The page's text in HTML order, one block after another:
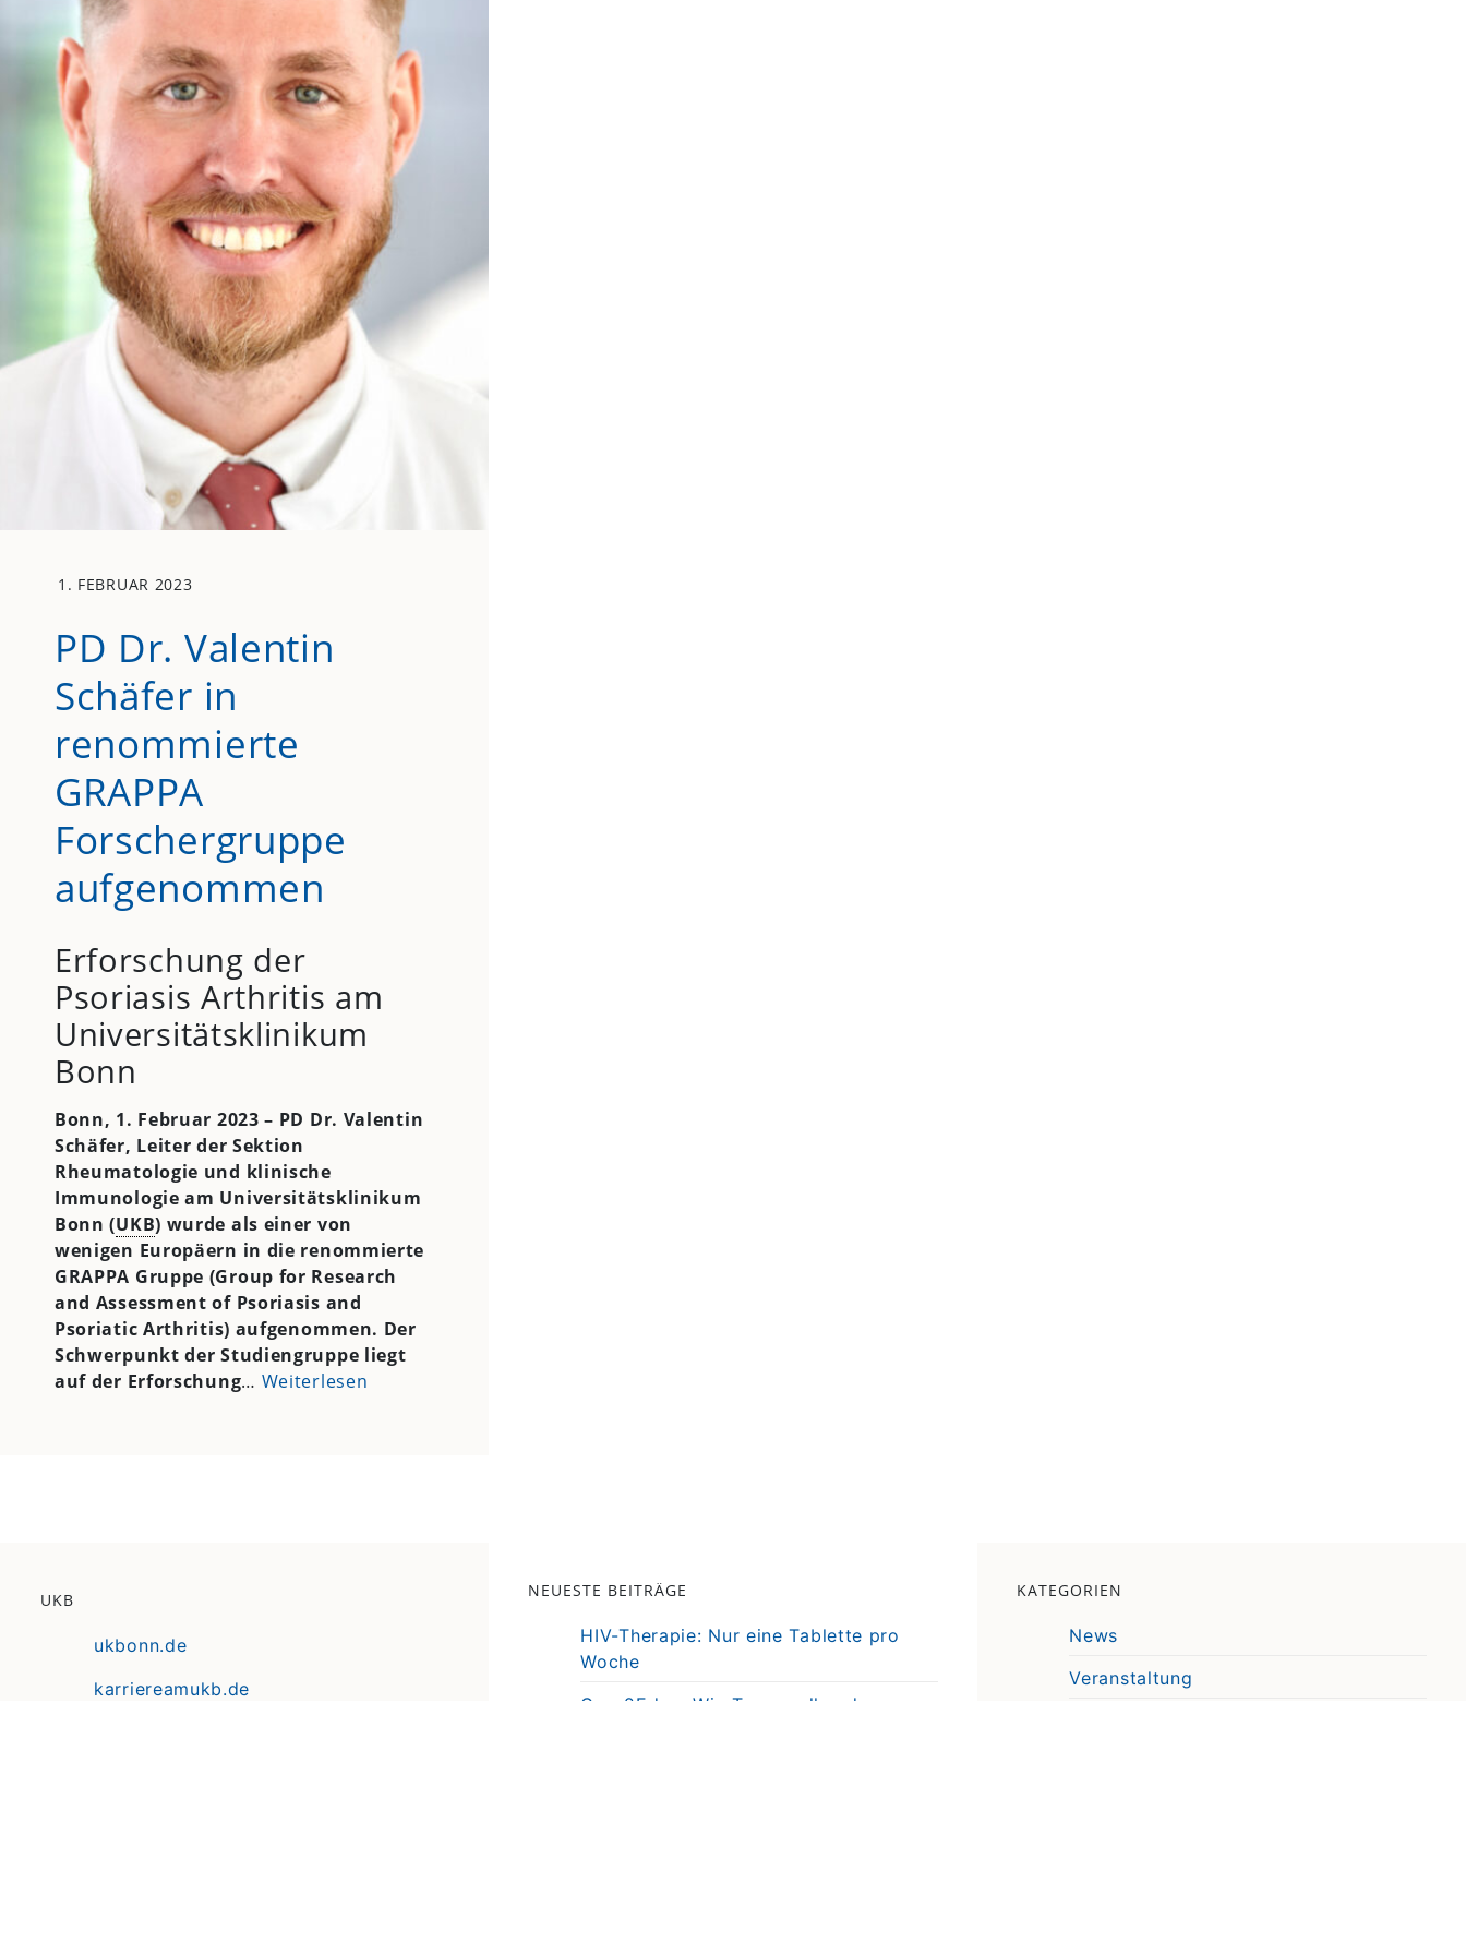
1. FEBRUAR 2023
PD Dr. Valentin
Schäfer in
renommierte
GRAPPA
Forschergruppe
aufgenommen
Erforschung der
Psoriasis Arthritis am
Universitätsklinikum
Bonn
Bonn, 1. Februar 2023 – PD Dr. Valentin
Schäfer, Leiter der Sektion
Rheumatologie und klinische
Immunologie am Universitätsklinikum
Bonn (UKB) wurde als einer von
wenigen Europäern in die renommierte
GRAPPA Gruppe (Group for Research
and Assessment of Psoriasis and
Psoriatic Arthritis) aufgenommen. Der
Schwerpunkt der Studiengruppe liegt
auf der Erforschung… Weiterlesen
UKB
ukbonn.de
karriereamukb.de
NEUESTE BEITRÄGE
HIV-Therapie: Nur eine Tablette pro
Woche
Core2Edge: Wie Tumorzellen das
KATEGORIEN
News
Veranstaltung